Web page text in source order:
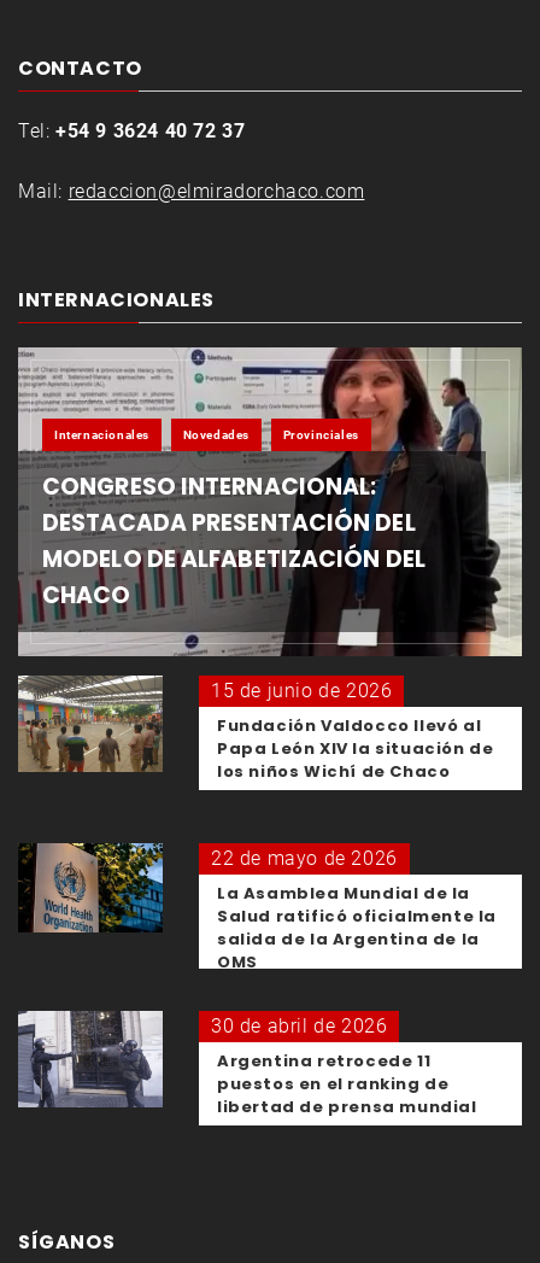
CONTACTO
Tel: +54 9 3624 40 72 37
Mail: redaccion@elmiradorchaco.com
INTERNACIONALES
Internacionales Novedades Provinciales
CONGRESO INTERNACIONAL:
DESTACADA PRESENTACIÓN DEL
MODELO DE ALFABETIZACIÓN DEL
CHACO
15 de junio de 2026
Fundación Valdocco llevó al
Papa León XIV la situación de
los niños Wichí de Chaco
22 de mayo de 2026
La Asamblea Mundial de la
Salud ratificó oficialmente la
salida de la Argentina de la
OMS
30 de abril de 2026
Argentina retrocede 11
puestos en el ranking de
libertad de prensa mundial
SÍGANOS